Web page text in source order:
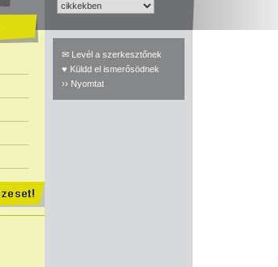
✉ Levél a szerkesztőnek
♥ Küldd el ismerősödnek
›› Nyomtat